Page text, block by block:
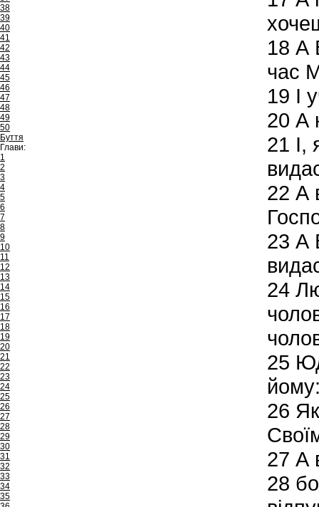
38
39
40
41
42
43
44
45
46
47
48
49
50
Буття
Глави:
1
2
3
4
5
6
7
8
9
10
11
12
13
14
15
16
17
18
19
20
21
22
23
24
25
26
27
28
29
30
31
32
33
34
35
18 А
час
19 І
20 А
21 І,
22 А
23 А
24
25
26
27 А
28